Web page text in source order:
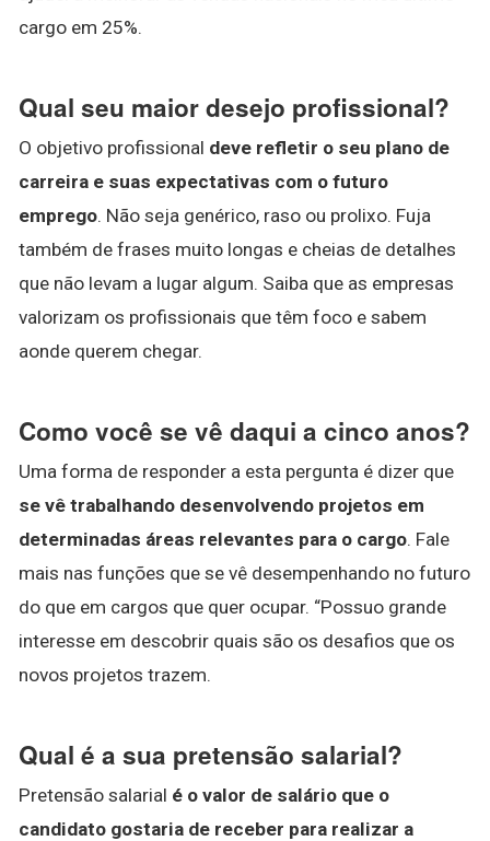
cargo em 25%.
Qual seu maior desejo profissional?
O objetivo profissional deve refletir o seu plano de
carreira e suas expectativas com o futuro
emprego. Não seja genérico, raso ou prolixo. Fuja
também de frases muito longas e cheias de detalhes
que não levam a lugar algum. Saiba que as empresas
valorizam os profissionais que têm foco e sabem
aonde querem chegar.
Como você se vê daqui a cinco anos?
Uma forma de responder a esta pergunta é dizer que
se vê trabalhando desenvolvendo projetos em
determinadas áreas relevantes para o cargo. Fale
mais nas funções que se vê desempenhando no futuro
do que em cargos que quer ocupar. “Possuo grande
interesse em descobrir quais são os desafios que os
novos projetos trazem.
Qual é a sua pretensão salarial?
Pretensão salarial é o valor de salário que o
candidato gostaria de receber para realizar a